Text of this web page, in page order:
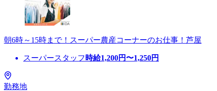
朝6時～15時まで！スーパー農産コーナーのお仕事！芦屋
スーパースタッフ 時給1,200円〜1,250円
勤務地